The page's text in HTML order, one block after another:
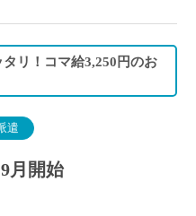
タリ！コマ給3,250円のお
遣
月開始